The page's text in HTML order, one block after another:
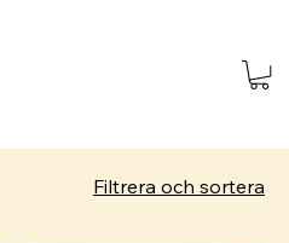
Filtrera och sortera